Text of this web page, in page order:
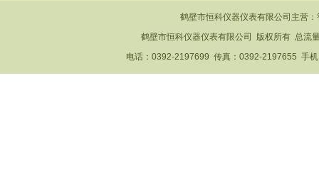
鹤壁市恒科仪器仪表有限公司主营
鹤壁市恒科仪器仪表有限公司 版权所有 总流
电话：0392-2197699 传真：0392-2197655 手